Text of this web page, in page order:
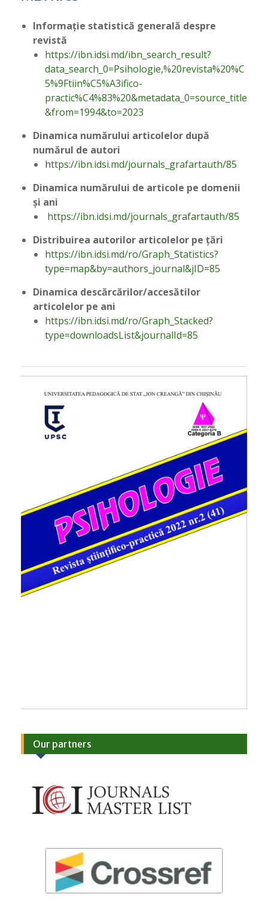
Informație statistică generală despre
revistă
https://ibn.idsi.md/ibn_search_result?
data_search_0=Psihologie,%20revista%20%C
5%9Ftiin%C5%A3ifico-
practic%C4%83%20&metadata_0=source_title
&from=1994&to=2023
Dinamica numărului articolelor după
numărul de autori
https://ibn.idsi.md/journals_grafartauth/85
Dinamica numărului de articole pe domenii
și ani
https://ibn.idsi.md/journals_grafartauth/85
Distribuirea autorilor articolelor pe țări
https://ibn.idsi.md/ro/Graph_Statistics?
type=map&by=authors_journal&jID=85
Dinamica descărcărilor/accesătilor
articolelor pe ani
https://ibn.idsi.md/ro/Graph_Stacked?
type=downloadsList&journalId=85
Our partners